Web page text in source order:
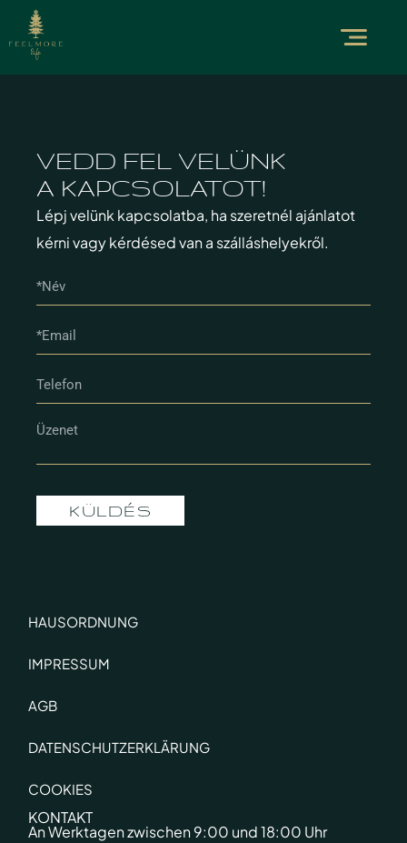
VEDD FEL VELÜNK
A KAPCSOLATOT!
Lépj velünk kapcsolatba, ha szeretnél ajánlatot
kérni vagy kérdésed van a szálláshelyekről.
KÜLDÉS
HAUSORDNUNG
IMPRESSUM
AGB
DATENSCHUTZERKLÄRUNG
COOKIES
KONTAKT
An Werktagen zwischen 9:00 und 18:00 Uhr